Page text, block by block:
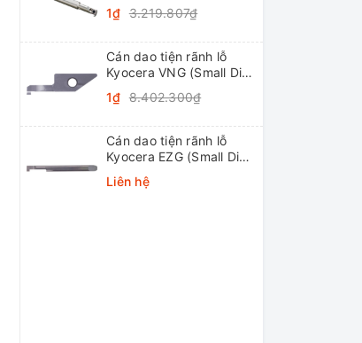
1₫ 3.219.807₫
Cán dao tiện rãnh lỗ
Kyocera VNG (Small Dia.
System Tip-Bars)
1₫ 8.402.300₫
Cán dao tiện rãnh lỗ
Kyocera EZG (Small Dia.
Bars)
Liên hệ